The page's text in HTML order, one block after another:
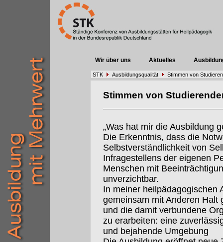
Wir über uns Aktuelles
STK Ausbildungsqualität Stimmen von
Stimmen von
„Was hat mir die Ausbildung
Die Erkenntnis, dass die
Selbstverständlichkeit von
Infragestellens der eigenen
Menschen mit
unverzichtbar.
In meiner heilpädagogischen
gemeinsam mit Anderen Halt
und die damit verbundene
zu erarbeiten: eine
und bejahende Umgebung